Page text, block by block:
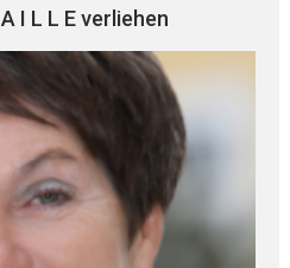
I L L E verliehen